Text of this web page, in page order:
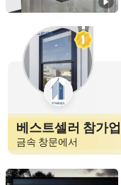
베스트셀러 참가업
금속 창문에서